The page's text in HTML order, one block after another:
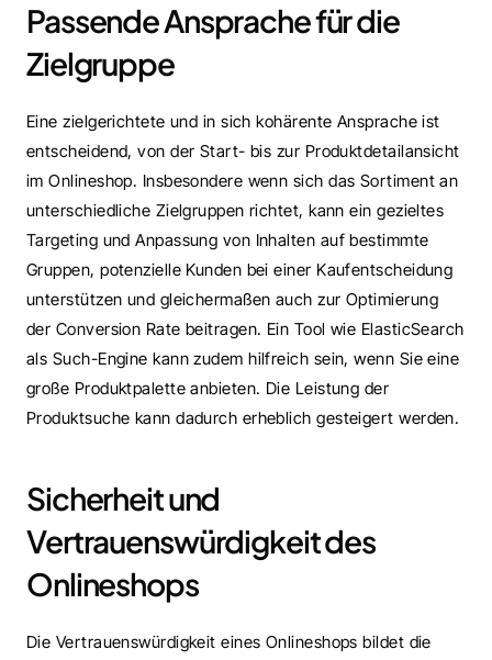
Passende Ansprache für die
Zielgruppe
Eine zielgerichtete und in sich kohärente Ansprache ist
entscheidend, von der Start- bis zur Produktdetailansicht
im Onlineshop. Insbesondere wenn sich das Sortiment an
unterschiedliche Zielgruppen richtet, kann ein gezieltes
Targeting und Anpassung von Inhalten auf bestimmte
Gruppen, potenzielle Kunden bei einer Kaufentscheidung
unterstützen und gleichermaßen auch zur Optimierung
der Conversion Rate beitragen. Ein Tool wie ElasticSearch
als Such-Engine kann zudem hilfreich sein, wenn Sie eine
große Produktpalette anbieten. Die Leistung der
Produktsuche kann dadurch erheblich gesteigert werden.
Sicherheit und
Vertrauenswürdigkeit des
Onlineshops
Die Vertrauenswürdigkeit eines Onlineshops bildet die